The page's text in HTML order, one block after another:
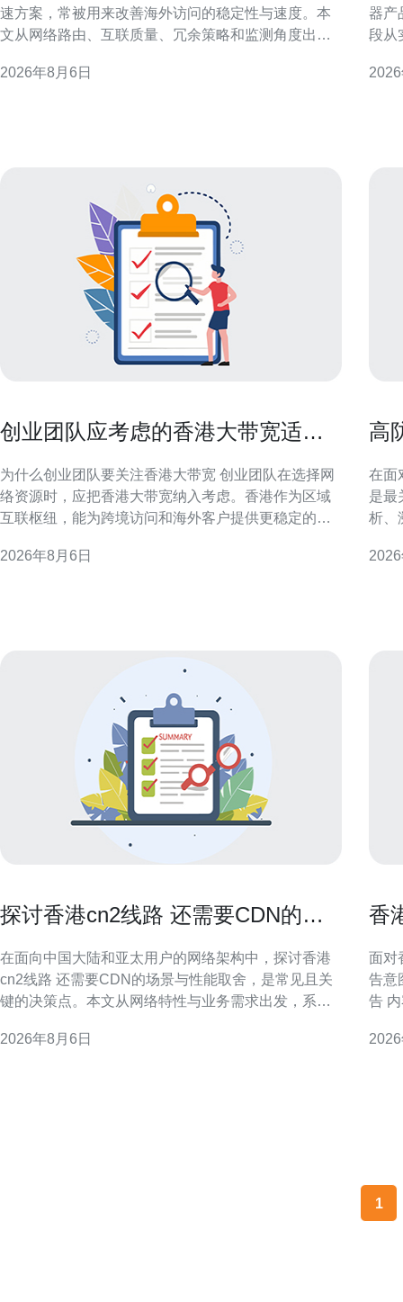
速方案，常被用来改善海外访问的稳定性与速度。本
文从网络路由、互联质量、冗余策略和监测角度出
在合法合规前提下优化访问体验。 为什么选择香港原
2026年8月6日
器产
段从
明栏
创业团队应考虑的香港大带宽适合
为什么创业团队要关注香港大带宽 创业团队在选择网
络资源时，应把香港大带宽纳入考虑。香港作为区域
互联枢纽，能为跨境访问和海外客户提供更稳定的连
带宽的核心优势 国际互联与低延迟 香港连接多条海底
2026年8月6日
高
在面
是最
析、
务器的日志
探讨香港cn2线路 还需要CDN的场
在面向中国大陆和亚太用户的网络架构中，探讨香港
cn2线路 还需要CDN的场景与性能取舍，是常见且关
键的决策点。本文从网络特性与业务需求出发，系统
迟、并发和可用性。 什么是香港CN2线路 香港CN2线
2026年8月6日
香
面对
告意
告
准备投
1